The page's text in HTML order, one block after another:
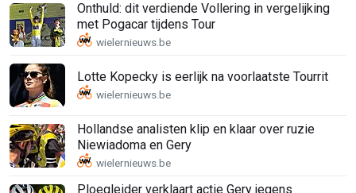
Onthuld: dit verdiende Vollering in vergelijking
met Pogacar tijdens Tour
Lotte Kopecky is eerlijk na voorlaatste Tourrit
Hollandse analisten klip en klaar over ruzie
Niewiadoma en Gery
Ploegleider verklaart actie Gery jegens